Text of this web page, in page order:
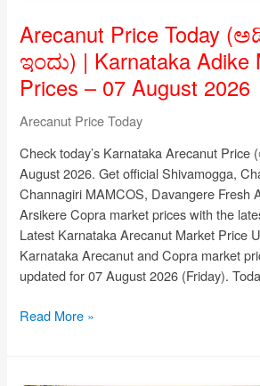
Arecanut Price Today
ಇಂದು) | Karnataka Adike
Prices – 07 August 2026
Arecanut Price Today
Check today’s Karnataka Arecanut
August 2026. Get official Shivamogga,
Channagiri MAMCOS, Davangere Fresh
Arsikere Copra market prices with the
Latest Karnataka Arecanut Market Price
Karnataka Arecanut and Copra market
updated for 07 August 2026 (Friday).
Arecanut
Read More »